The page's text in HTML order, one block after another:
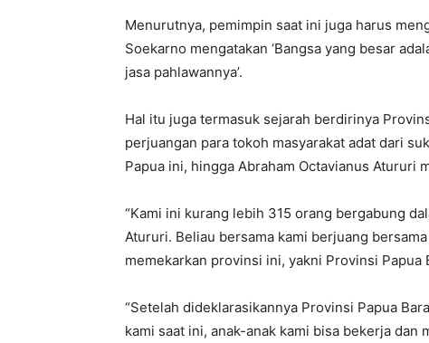
Menurutnya, pemimpin saat ini juga harus
Soekarno mengatakan ‘Bangsa yang besar
jasa pahlawannya’.
Hal itu juga termasuk sejarah berdirinya
perjuangan para tokoh masyarakat adat dari
Papua ini, hingga Abraham Octavianus Atururi
“Kami ini kurang lebih 315 orang bergabung
Atururi. Beliau bersama kami berjuang
memekarkan provinsi ini, yakni Provinsi Papua
“Setelah dideklarasikannya Provinsi Papua
kami saat ini, anak-anak kami bisa bekerja dan